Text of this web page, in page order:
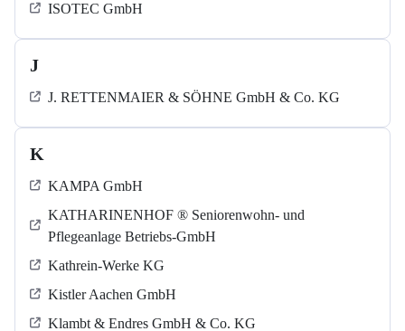
ISOTEC GmbH
J
J. RETTENMAIER & SÖHNE GmbH & Co. KG
K
KAMPA GmbH
KATHARINENHOF ® Seniorenwohn- und
Pflegeanlage Betriebs-GmbH
Kathrein-Werke KG
Kistler Aachen GmbH
Klambt & Endres GmbH & Co. KG